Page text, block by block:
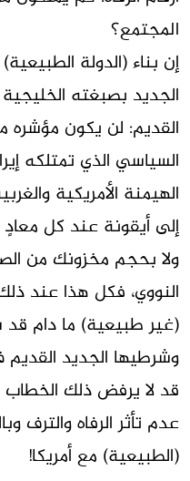
المجتمع؟
إن بناء (الدولة
الجديد بصبغته
القديم: لن يكون مؤشره
السياسي الذي تمتلكه
الهيمنة الأمريكية
إلى أيقونة عند كل معادٍ
ولا بحجم مخزونك من
النووي، فكل هذا عند
(غير طبيعية) ما دام
وشرطيها الجديد
قد لا يرفض ذلك
عدم تأثر الرفاه والترف
(الطبيعية) مع أمريكا!